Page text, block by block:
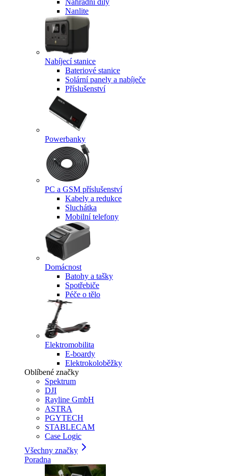
Náhradní díly
Nanlite
Nabíjecí stanice
Bateriové stanice
Solární panely a nabíječe
Příslušenství
Powerbanky
PC a GSM příslušenství
Kabely a redukce
Sluchátka
Mobilní telefony
Domácnost
Batohy a tašky
Spotřebiče
Péče o tělo
Elektromobilita
E-boardy
Elektrokoloběžky
Oblíbené značky
Spektrum
DJI
Rayline GmbH
ASTRA
PGYTECH
STABLECAM
Case Logic
Všechny značky
Poradna